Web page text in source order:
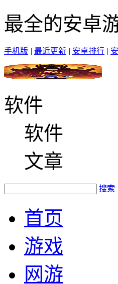
最全的安卓
手机版 | 最近更新 | 安卓排行 |
软件
软件
文章
搜索
首页
游戏
网游